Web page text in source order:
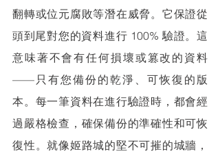
翻轉或位元腐敗等潛在威脅。它保證從
頭到尾對您的資料進行 100% 驗證。這
意味著不會有任何損壞或篡改的資料
——只有您備份的乾淨、可恢復的版
本。每一筆資料在進行驗證時，都會經
過嚴格檢查，確保備份的準確性和可恢
復性。就像姬路城的堅不可摧的城牆，